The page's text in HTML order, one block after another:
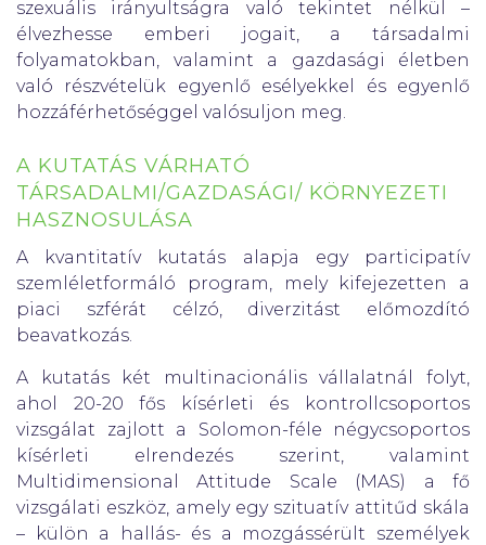
szexuális irányultságra való tekintet nélkül –
élvezhesse emberi jogait, a társadalmi
folyamatokban, valamint a gazdasági életben
való részvételük egyenlő esélyekkel és egyenlő
hozzáférhetőséggel valósuljon meg.
A KUTATÁS VÁRHATÓ
TÁRSADALMI/GAZDASÁGI/ KÖRNYEZETI
HASZNOSULÁSA
A kvantitatív kutatás alapja egy participatív
szemléletformáló program, mely kifejezetten a
piaci szférát célzó, diverzitást előmozdító
beavatkozás.
A kutatás két multinacionális vállalatnál folyt,
ahol 20-20 fős kísérleti és kontrollcsoportos
vizsgálat zajlott a Solomon-féle négycsoportos
kísérleti elrendezés szerint, valamint
Multidimensional Attitude Scale (MAS) a fő
vizsgálati eszköz, amely egy szituatív attitűd skála
– külön a hallás- és a mozgássérült személyek